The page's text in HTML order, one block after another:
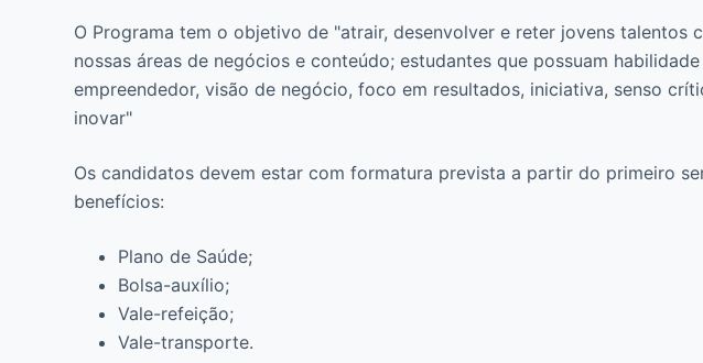
O Programa tem o objetivo de "atrair, desenvolver e reter jovens talentos
nossas áreas de negócios e conteúdo; estudantes que possuam
empreendedor, visão de negócio, foco em resultados, iniciativa, senso
inovar"
Os candidatos devem estar com formatura prevista a partir do primeiro
benefícios:
Plano de Saúde;
Bolsa-auxílio;
Vale-refeição;
Vale-transporte.